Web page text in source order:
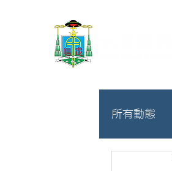
所有動態